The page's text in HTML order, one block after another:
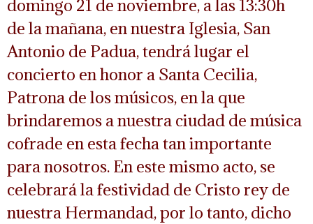
domingo 21 de noviembre, a las 13:30h
de la mañana, en nuestra Iglesia, San
Antonio de Padua, tendrá lugar el
concierto en honor a Santa Cecilia,
Patrona de los músicos, en la que
brindaremos a nuestra ciudad de música
cofrade en esta fecha tan importante
para nosotros. En este mismo acto, se
celebrará la festividad de Cristo rey de
nuestra Hermandad, por lo tanto, dicho